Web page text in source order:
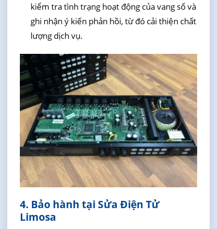
kiểm tra tình trạng hoạt động của vang số và
ghi nhận ý kiến phản hồi, từ đó cải thiện chất
lượng dịch vụ.
4. Bảo hành tại Sửa Điện Tử
Limosa